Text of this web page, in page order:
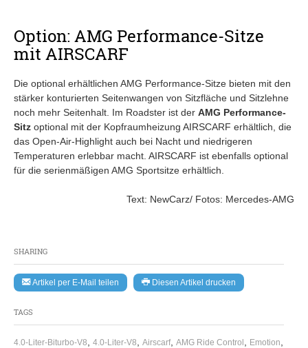
SHARING
Artikel per E-Mail teilen Diesen Artikel drucken
TAGS
4.0-Liter-Biturbo-V8 4.0-Liter-V8 Airscarf, AMG Ride Control Emotion
Option: AMG Performance-Sitze
mit AIRSCARF
Die optional erhältlichen AMG Performance-Sitze bieten mit den
stärker konturierten Seitenwangen von Sitzfläche und Sitzlehne
noch mehr Seitenhalt. Im Roadster ist der AMG Performance-
Sitz optional mit der Kopfraumheizung AIRSCARF erhältlich, die
das Open-Air-Highlight auch bei Nacht und niedrigeren
Temperaturen erlebbar macht. AIRSCARF ist ebenfalls optional
für die serienmäßigen AMG Sportsitze erhältlich.
Text: NewCarz/ Fotos: Mercedes-AMG